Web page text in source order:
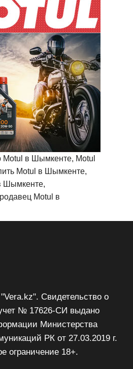
в Шымкенте, Motul
Motul в Шымкенте,
Шымкенте,
Motul в
Свидетельство о
№ 17626-СИ выдано
Министерства
РК от 27.03.2019 г.
ограничение 18+.